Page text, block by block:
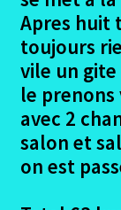
Apres huit
toujours
vile un
le prenons
avec 2
salon et
on est